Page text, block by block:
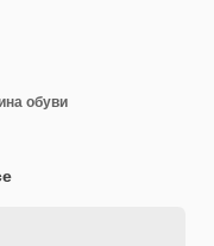
обуви